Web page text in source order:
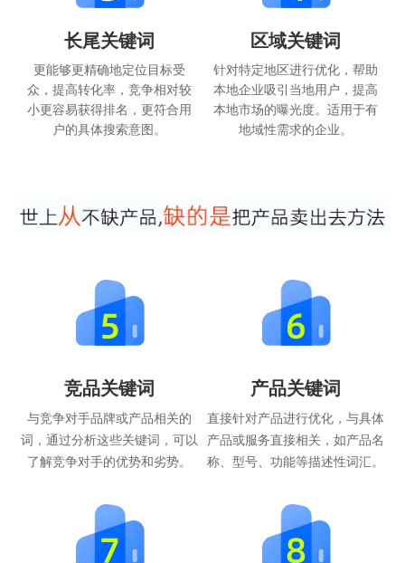
长尾关键词
更能够更精确地定位目标受
众，提高转化率，竞争相对较
小更容易获得排名，更符合用
户的具体搜索意图。
区域关键词
针对特定地区进行优化，帮助
本地企业吸引当地用户，提高
本地市场的曝光度。适用于有
地域性需求的企业。
竞品关键词
与竞争对手品牌或产品相关的
词，通过分析这些关键词，可以
了解竞争对手的优势和劣势。
产品关键词
直接针对产品进行优化，与具体
产品或服务直接相关，如产品名
称、型号、功能等描述性词汇。